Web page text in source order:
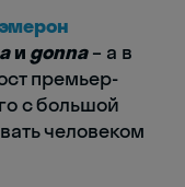
и gonna – а в
премьер-
с большой
человеком